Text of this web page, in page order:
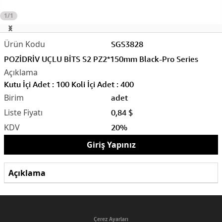
1/1
SGS3828
POZİDRİV UÇLU BİTS S2 PZ2*150mm Black-Pro Series
Kutu İçi Adet : 100 Koli İçi Adet : 400
adet
0,84 $
20%
Giriş Yapınız
Açıklama
Çerez Ayarları